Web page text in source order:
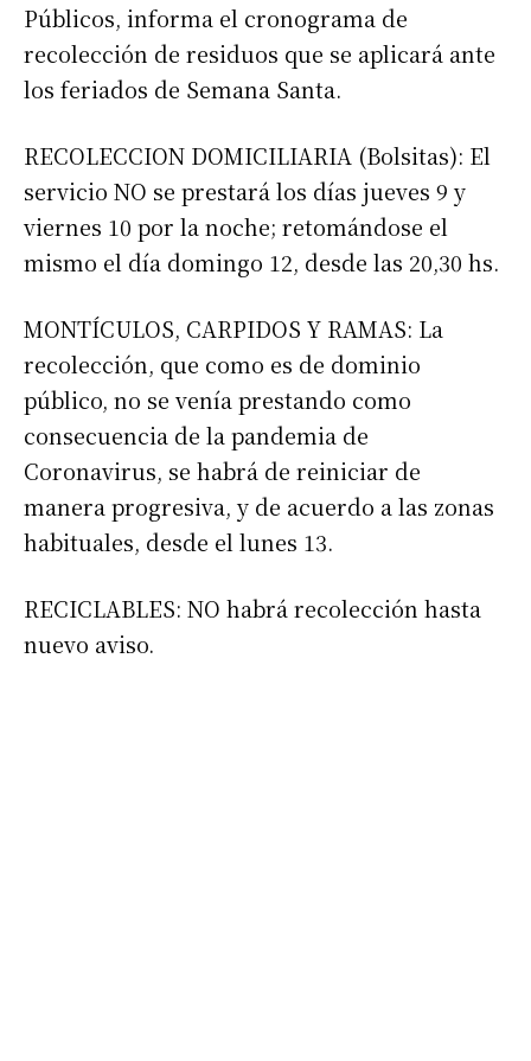
Públicos, informa el cronograma de
recolección de residuos que se aplicará ante
los feriados de Semana Santa.
RECOLECCION DOMICILIARIA (Bolsitas): El
servicio NO se prestará los días jueves 9 y
viernes 10 por la noche; retomándose el
mismo el día domingo 12, desde las 20,30 hs.
MONTÍCULOS, CARPIDOS Y RAMAS: La
recolección, que como es de dominio
público, no se venía prestando como
consecuencia de la pandemia de
Coronavirus, se habrá de reiniciar de
manera progresiva, y de acuerdo a las zonas
habituales, desde el lunes 13.
RECICLABLES: NO habrá recolección hasta
nuevo aviso.